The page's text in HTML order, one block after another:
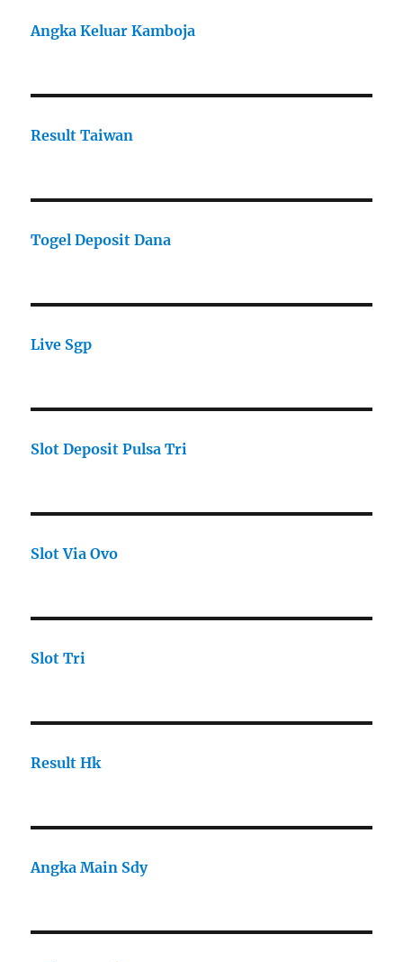
Angka Keluar Kamboja
Result Taiwan
Togel Deposit Dana
Live Sgp
Slot Deposit Pulsa Tri
Slot Via Ovo
Slot Tri
Result Hk
Angka Main Sdy